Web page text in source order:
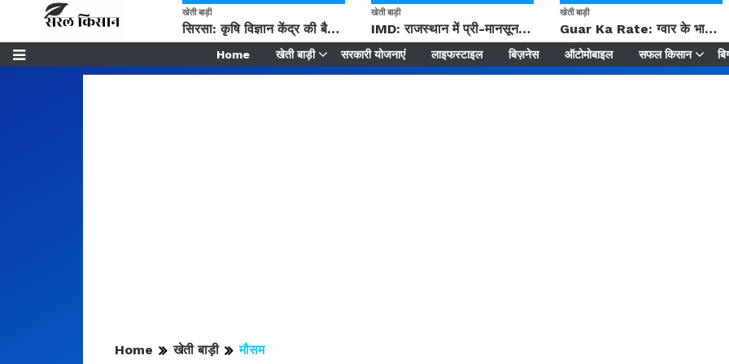
खेती बाड़ी
सिरसा: कृषि विज्ञान केंद्र की बैठक में फसल बीमा विधि कारण व कृषि उद्यमिता बढ़ावा देने पर चर्चा
खेती बाड़ी
IMD: राजस्थान में प्री-मानसून की सामान्य से 74% अधिक बारिश, दस्तक में देरी और मानसून कमजोर रहेगा
खेती बाड़ी
Guar Ka Rate: ग्वार के भाव में हल्की बढ़ोतरी, बढ़ सकता है बुवाई का रकबा
Home खेती बाड़ी सरकारी योजनाएं लाइफस्टाइल बिज़नेस ऑटोमोबाइल सफल किसान
Home खेती बाड़ी मौसम